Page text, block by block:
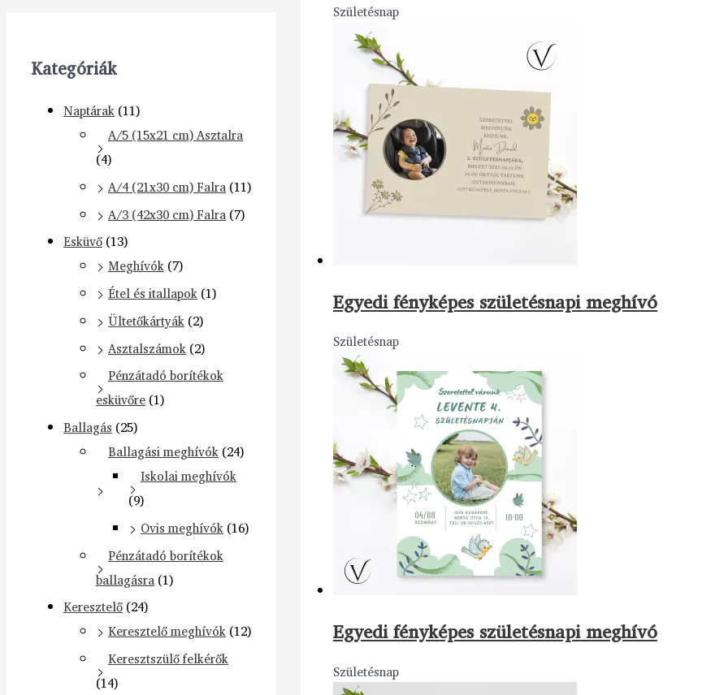
Kategóriák
Naptárak (11)
A/5 (15x21 cm) Asztalra
(4)
A/4 (21x30 cm) Falra (11)
A/3 (42x30 cm) Falra (7)
Esküvő (13)
Meghívók (7)
Étel és itallapok (1)
Ültetőkártyák (2)
Asztalszámok (2)
Pénzátadó borítékok
esküvőre (1)
Ballagás (25)
Ballagási meghívók (24)
Iskolai meghívók
(9)
Ovis meghívók (16)
Pénzátadó borítékok
ballagásra (1)
Keresztelő (24)
Keresztelő meghívók (12)
Keresztszülő felkérők
(14)
Születésnap
Egyedi fényképes születésnapi meghívó
Születésnap
Egyedi fényképes születésnapi meghívó
Születésnap